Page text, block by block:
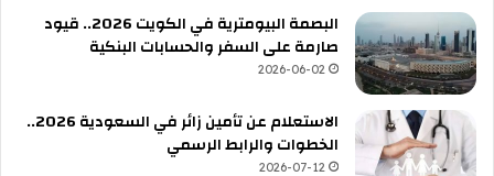
البصمة البيومترية في الكويت 2026.. قيود
صارمة على السفر والحسابات البنكية
2026-06-02
الاستعلام عن تأمين زائر في السعودية 2026..
الخطوات والرابط الرسمي
2026-07-12